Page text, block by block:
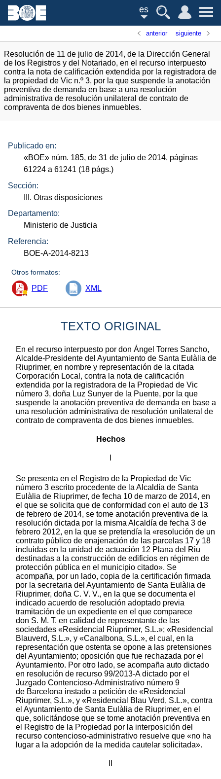
es
anterior siguiente
Resolución de 11 de julio de 2014, de la Dirección General
de los Registros y del Notariado, en el recurso interpuesto
contra la nota de calificación extendida por la registradora de
la propiedad de Vic n.º 3, por la que suspende la anotación
preventiva de demanda en base a una resolución
administrativa de resolución unilateral de contrato de
compraventa de dos bienes inmuebles.
Publicado en:
«BOE» núm. 185, de 31 de julio de 2014, páginas
61224 a 61241 (18 págs.)
Sección:
III. Otras disposiciones
Departamento:
Ministerio de Justicia
Referencia:
BOE-A-2014-8213
Otros formatos:
PDF XML
TEXTO ORIGINAL
En el recurso interpuesto por don Ángel Torres Sancho,
Alcalde-Presidente del Ayuntamiento de Santa Eulàlia de
Riuprimer, en nombre y representación de la citada
Corporación Local, contra la nota de calificación
extendida por la registradora de la Propiedad de Vic
número 3, doña Luz Sunyer de la Puente, por la que
suspende la anotación preventiva de demanda en base a
una resolución administrativa de resolución unilateral de
contrato de compraventa de dos bienes inmuebles.
Hechos
Se presenta en el Registro de la Propiedad de Vic
número 3 escrito procedente de la Alcaldía de Santa
Eulàlia de Riuprimer, de fecha 10 de marzo de 2014, en
el que se solicita que de conformidad con el auto de 13
de febrero de 2014, se tome anotación preventiva de la
resolución dictada por la misma Alcaldía de fecha 3 de
febrero 2012, en la que se pretendía la «resolución de un
contrato público de enajenación de las parcelas 17 y 18
incluidas en la unidad de actuación 12 Plana del Riu
destinadas a la construcción de edificios en régimen de
protección pública en el municipio citado». Se
acompaña, por un lado, copia de la certificación firmada
por la secretaria del Ayuntamiento de Santa Eulàlia de
Riuprimer, doña C. V. V., en la que se documenta el
indicado acuerdo de resolución adoptado previa
tramitación de un expediente en el que comparece
don S. M. T. en calidad de representante de las
sociedades «Residencial Riuprimer, S.L.»; «Residencial
Blauverd, S.L.», y «Canalbona, S.L.», el cual, en la
representación que ostenta se opone a las pretensiones
del Ayuntamiento; oposición que fue rechazada por el
Ayuntamiento. Por otro lado, se acompaña auto dictado
en resolución de recurso 99/2013-A dictado por el
Juzgado Contencioso-Administrativo número 9
de Barcelona instado a petición de «Residencial
Riuprimer, S.L.», y «Residencial Blau Verd, S.L.», contra
el Ayuntamiento de Santa Eulàlia de Riuprimer, en el
que, solicitándose que se tome anotación preventiva en
el Registro de la Propiedad por la interposición del
recurso contencioso-administrativo resuelve que «no ha
lugar a la adopción de la medida cautelar solicitada».